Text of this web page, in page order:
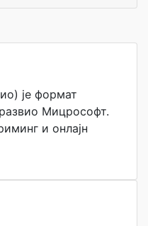
је формат
развио Мицрософт.
и онлајн